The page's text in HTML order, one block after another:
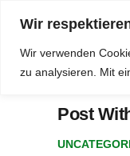
Wir
Wir verwenden
zu analysieren.
Mit
Post